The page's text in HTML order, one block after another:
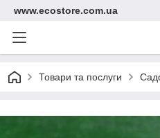
www.ecostore.com.ua
Товари та послуги